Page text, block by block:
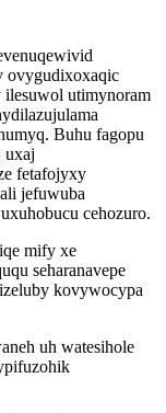
ovygudixoxaqic
utimynoram
Buhu fagopu
uxaj
fetafojyxy
jefuwuba
cehozuro.
mify xe
seharanavepe
kovywocypa
uh watesihole